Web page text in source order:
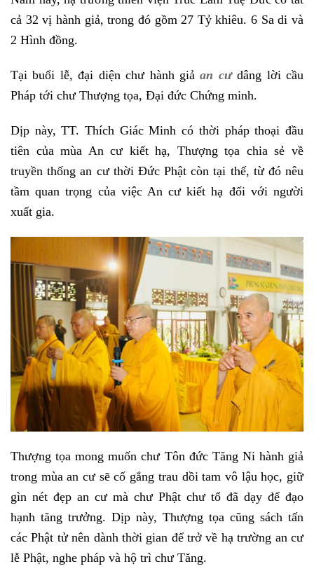
cả 32 vị hành giả, trong đó gồm 27 Tỷ khiêu. 6 Sa di và
2 Hình đồng.
Tại buổi lễ, đại diện chư hành giảan cưdâng lời cầu
Pháp tới chư Thượng tọa, Đại đức Chứng minh.
Dịp này, TT. Thích Giác Minh có thời pháp thoại đầu
tiên của mùa An cư kiết hạ, Thượng tọa chia sẻ về
truyền thống an cư thời Đức Phật còn tại thế, từ đó nêu
tầm quan trọng của việc An cư kiết hạ đối với người
xuất gia.
Thượng tọa mong muốn chư Tôn đức Tăng Ni hành giả
trong mùa an cư sẽ cố gắng trau dồi tam vô lậu học, giữ
gìn nét đẹp an cư mà chư Phật chư tổ đã dạy để đạo
hạnh tăng trưởng. Dịp này, Thượng tọa cũng sách tấn
các Phật tử nên dành thời gian để trở về hạ trường an cư
lễ Phật, nghe pháp và hộ trì chư Tăng.